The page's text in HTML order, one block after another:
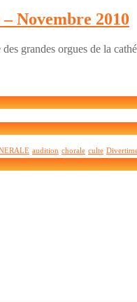
2010
Novembre 2010
grandes orgues de la
audition chorale culte